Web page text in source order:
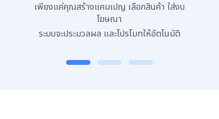
เพียงแค่คุณสร้างแคมเปญ เลือกสินค้า ใส่งบ
โฆษณา
ระบบจะประมวลผล และโปรโมทให้อัตโนมัติ